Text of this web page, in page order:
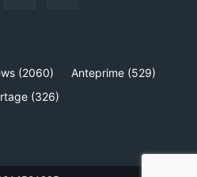
(2060) Anteprime (529)
(326)